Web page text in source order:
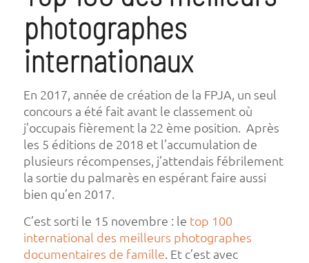
photographes
internationaux
En 2017, année de création de la FPJA, un seul
concours a été fait avant le classement où
j’occupais fièrement la 22 ème position. Après
les 5 éditions de 2018 et l’accumulation de
plusieurs récompenses, j’attendais fébrilement
la sortie du palmarès en espérant faire aussi
bien qu’en 2017.
C’est sorti le 15 novembre : le top 100
international des meilleurs photographes
documentaires de famille. Et c’est avec